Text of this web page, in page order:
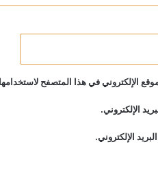
الإلكتروني في هذا المتصفح
الإلكتروني.
الإلكتروني.